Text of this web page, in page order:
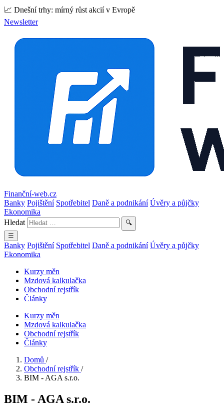
📈 Dnešní trhy: mírný růst akcií v Evropě
Newsletter
Finanční-web.cz
Banky Pojištění Spotřebitel Daně a podnikání Úvěry a půjčky
Ekonomika
Hledat
🔍
☰
Banky Pojištění Spotřebitel Daně a podnikání Úvěry a půjčky
Ekonomika
Kurzy měn
Mzdová kalkulačka
Obchodní rejstřík
Články
Kurzy měn
Mzdová kalkulačka
Obchodní rejstřík
Články
Domů /
Obchodní rejstřík /
BIM - AGA s.r.o.
BIM - AGA s.r.o.